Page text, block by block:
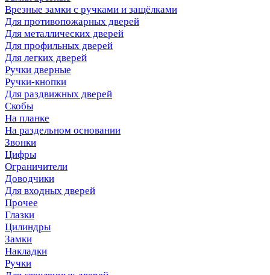
Врезные замки с ручками и защёлками
Для противопожарных дверей
Для металлических дверей
Для профильных дверей
Для легких дверей
Ручки дверные
Ручки-кнопки
Для раздвижных дверей
Скобы
На планке
На раздельном основании
Звонки
Цифры
Ограничители
Доводчики
Для входных дверей
Прочее
Глазки
Цилиндры
Замки
Накладки
Ручки